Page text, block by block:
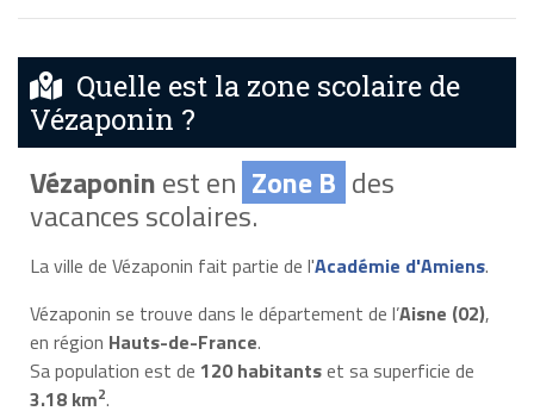
Quelle est la zone scolaire de
Vézaponin ?
Vézaponinest en Zone B des
vacances scolaires.
La ville de Vézaponin fait partie de l'Académie d'Amiens.
Vézaponin se trouve dans le département de l’Aisne (02),
en région Hauts-de-France.
Sa population est de 120 habitantset sa superficie de
3.18 km2.